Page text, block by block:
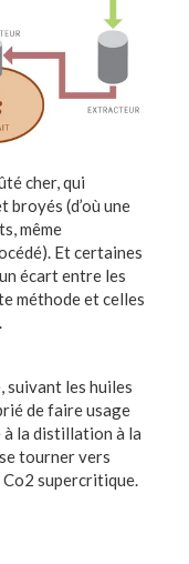
cher, qui
broyés (d’où une
même
Et certaines
écart entre les
méthode et celles
suivant les huiles
de faire usage
à la distillation à la
tourner vers
Co2 supercritique.